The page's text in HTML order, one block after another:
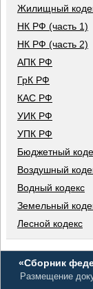
Жилищный
НК РФ (часть 1)
НК РФ (часть 2)
АПК РФ
ГрК РФ
КАС РФ
УИК РФ
УПК РФ
Бюджетный
Воздушный
Водный кодекс
Земельный
Лесной кодекс
«Сборник
Размещение